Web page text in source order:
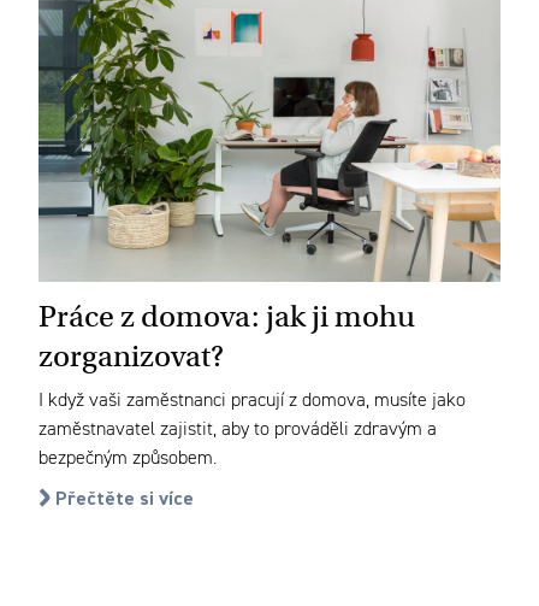
Práce z domova: jak ji mohu
zorganizovat?
I když vaši zaměstnanci pracují z domova, musíte jako
zaměstnavatel zajistit, aby to prováděli zdravým a
bezpečným způsobem.
Přečtěte si více